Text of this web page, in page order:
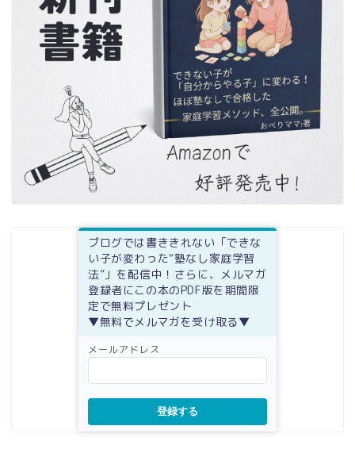
ブログでは書ききれない「できな
い子が変わった“塾なし家庭学習
法”」を配信中！さらに、メルマガ
登録者にこの本のPDF版を期間限
定で無料プレゼント
▼無料でメルマガを受け取る▼
メールアドレス
登録する